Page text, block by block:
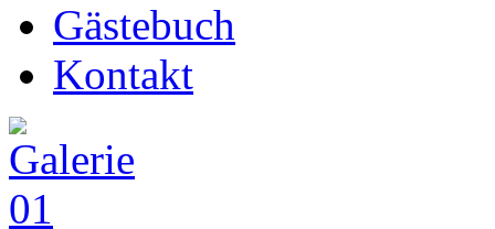
Gästebuch
Kontakt